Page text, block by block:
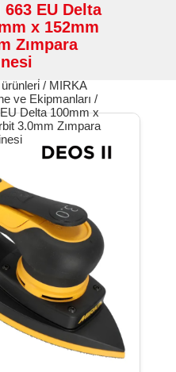
EU Delta
x 152mm
Zımpara
/ MIRKA
ve Ekipmanları /
Delta 100mm x
3.0mm Zımpara